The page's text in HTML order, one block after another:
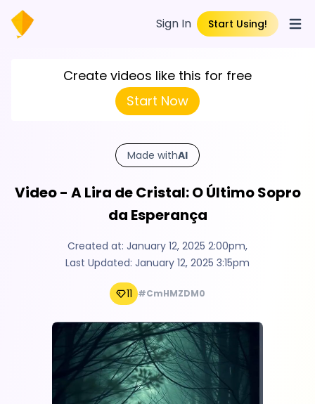
Sign In Start Using!
Create videos like this for free
Start Now
Made withAI
Video - A Lira de Cristal: O Último Sopro
da Esperança
Created at: January 12, 2025 2:00pm,
Last Updated: January 12, 2025 3:15pm
11 #CmHMZDM0